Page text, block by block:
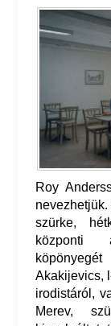
Roy
szürke,
központi
Akakijevics,
irodistáról,
Merev,